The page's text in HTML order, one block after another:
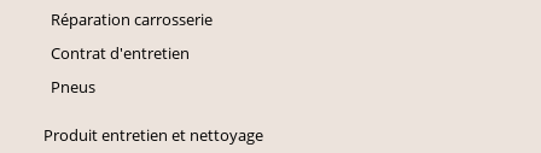
Réparation carrosserie
Contrat d'entretien
Pneus
Produit entretien et nettoyage